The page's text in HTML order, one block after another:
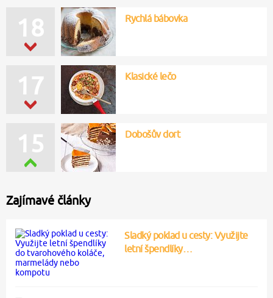
18 Rychlá bábovka
17 Klasické lečo
15 Dobošův dort
Zajímavé články
Sladký poklad u cesty: Využijte
letní špendlíky…